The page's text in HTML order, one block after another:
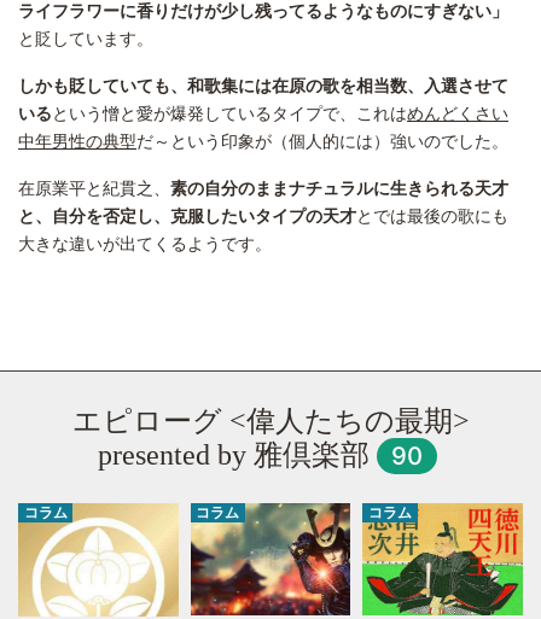
ライフラワーに香りだけが少し残ってるようなものにすぎない」
と貶しています。
しかも貶していても、和歌集には在原の歌を相当数、入選させて
いる という憎と愛が爆発しているタイプで、これはめんどくさい
中年男性の典型だ～という印象が（個人的には）強いのでした。
在原業平と紀貫之、 素の自分のままナチュラルに生きられる天才
と、自分を否定し、克服したいタイプの天才とでは最後の歌にも
大きな違いが出てくるようです。
エピローグ <偉人たちの最期>
presented by 雅倶楽部
90
コラム コラム コラム